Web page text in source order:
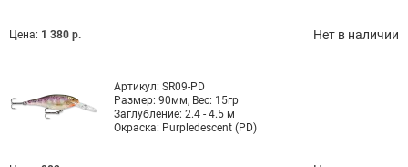
Цена: 1 380 р. Нет в наличии
Артикул: SR09-PD
Размер: 90мм, Вес: 15гр
Заглубление: 2.4 - 4.5 м
Окраска: Purpledescent (PD)